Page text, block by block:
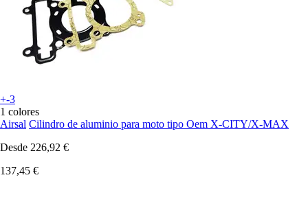
+-3
1 colores
Airsal Cilindro de aluminio para moto tipo Oem X-CITY/X-MAX
Desde 226,92 €
137,45 €